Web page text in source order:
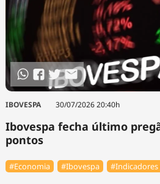
IBOVESPA 30/07/2026 20:40h
Ibovespa fecha último
pontos
#Economia #Ibovespa